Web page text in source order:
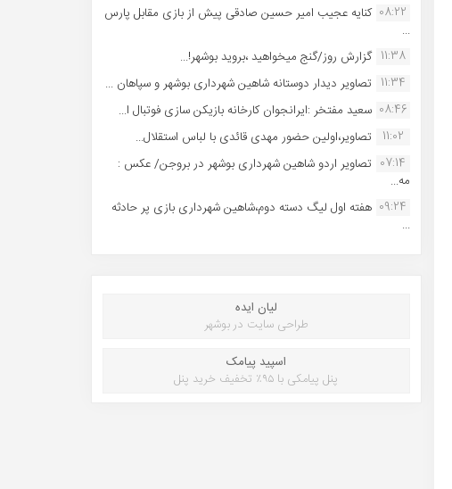
08:22 کنایه عجیب امیر حسین صادقی پیش از بازی مقابل پارس
...
11:38 گزارش روز/گنج میخواهید ،بروید بوشهر!...
11:34 تصاویر دیدار دوستانه شاهین شهردارى بوشهر و سپاهان ...
08:46 سعید مفتخر :ایرانجوان کارخانه بازیکن سازی فوتبال ا...
11:02
تصاویر،اولین حضور مهدی قائدی با لباس استقلال...
07:14 تصاویر اردو شاهین شهرداری بوشهر در بروجن/ عکس :
مه...
09:24 هفته اول لیگ دسته دوم،شاهین شهرداری بازی پر حادثه
...
لیان ایده
طراحی سایت در بوشهر
اسپید پیامک
پنل پیامکی با ۹۵٪ تخفیف خرید پنل